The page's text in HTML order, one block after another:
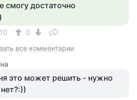
смогу достаточно
10
0
все комментарии
это может решить - нужно